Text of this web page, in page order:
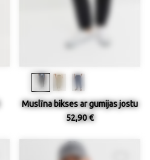
Muslīna bikses ar gumijas jostu
52,90 €